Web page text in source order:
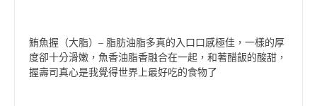
鮪魚握（大脂） – 脂肪油脂多真的入口口感極佳，一樣的厚
度卻十分滑嫩，魚香油脂香融合在一起，和著醋飯的酸甜，
握壽司真心是我覺得世界上最好吃的食物了